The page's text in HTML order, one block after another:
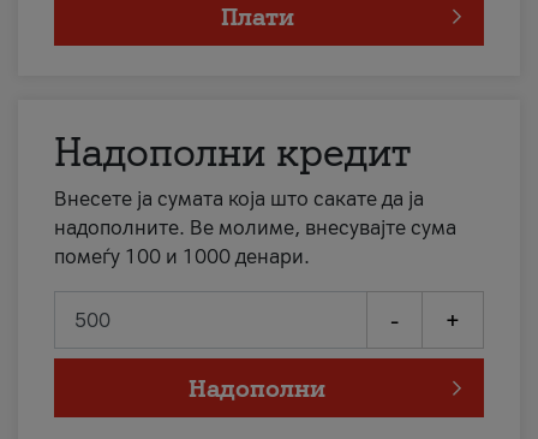
Плати
Надополни кредит
Внесете ја сумата која што сакате да ја
надополните. Ве молиме, внесувајте сума
помеѓу 100 и 1000 денари.
- +
Надополни